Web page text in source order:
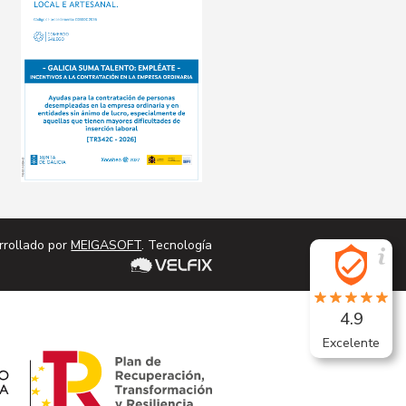
porMEIGASOFT. Tecnología
4.9
Excelente